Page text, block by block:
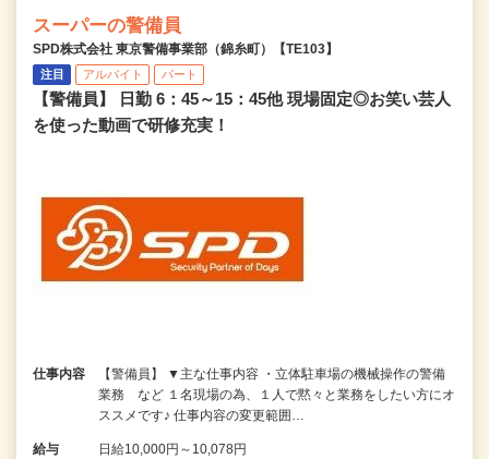
スーパーの警備員
SPD株式会社 東京警備事業部（錦糸町）【TE103】
注目 アルバイト パート
【警備員】 日勤 6：45～15：45他 現場固定◎お笑い芸人
を使った動画で研修充実！
仕事内容
【警備員】 ▼主な仕事内容 ・立体駐車場の機械操作の警備
業務 など １名現場の為、１人で黙々と業務をしたい方にオ
ススメです♪ 仕事内容の変更範囲…
給与 日給10,000円～10,078円